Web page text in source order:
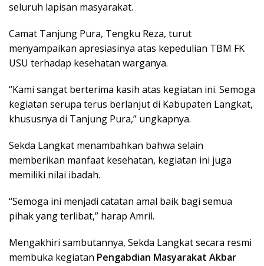
seluruh lapisan masyarakat.
Camat Tanjung Pura, Tengku Reza, turut
menyampaikan apresiasinya atas kepedulian TBM FK
USU terhadap kesehatan warganya.
“Kami sangat berterima kasih atas kegiatan ini. Semoga
kegiatan serupa terus berlanjut di Kabupaten Langkat,
khususnya di Tanjung Pura,” ungkapnya.
Sekda Langkat menambahkan bahwa selain
memberikan manfaat kesehatan, kegiatan ini juga
memiliki nilai ibadah.
“Semoga ini menjadi catatan amal baik bagi semua
pihak yang terlibat,” harap Amril.
Mengakhiri sambutannya, Sekda Langkat secara resmi
membuka kegiatan Pengabdian Masyarakat Akbar